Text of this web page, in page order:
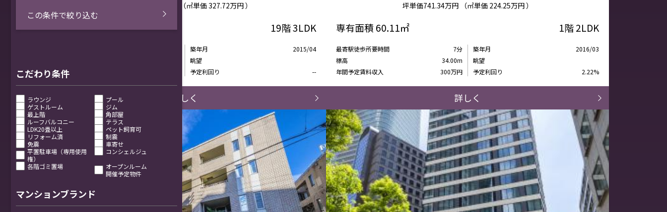
この条件で絞り込む
こだわり条件
ラウンジ
プール
ゲストルーム
ジム
最上階
角部屋
ルーフバルコニー
テラス
LDK20畳以上
ペット飼育可
リフォーム済
制震
免震
車寄せ
平置駐車場（専用使用
権）
コンシェルジュ
各階ゴミ置場
オープンルーム
開催予定物件
マンションブランド
（㎡単価 327.72万円 ）
専有面積70.12㎡ 19階3LDK
年間予定賃料収入
築年月
2015/04
眺望
予定利回り
--
詳しく
坪単価741.34万円 （㎡単価 224.25万円 ）
専有面積60.11㎡ 1階2LDK
最寄駅徒歩所要時間
7分
標高
34.00m
年間予定賃料収入
300万円
築年月
2016/03
眺望
予定利回り
2.22%
詳しく